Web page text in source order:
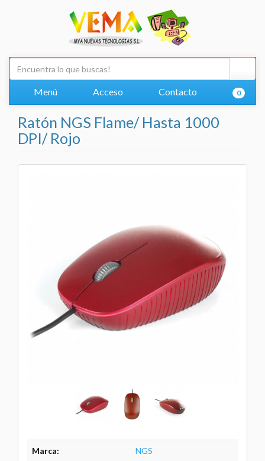
Menú Acceso Contacto 0
Ratón NGS Flame/ Hasta 1000
DPI/ Rojo
Marca: NGS